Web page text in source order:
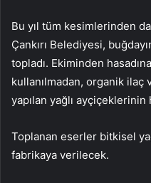
Bu yıl tüm kesimlerinden
Çankırı Belediyesi,
topladı. Ekiminden
kullanılmadan, organik ilaç
yapılan yağlı ayçiçeklerinin
Toplanan eserler bitkisel
fabrikaya verilecek.